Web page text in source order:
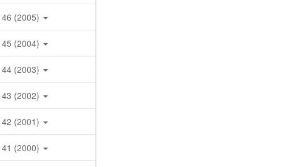
(2005)
(2004)
(2003)
(2002)
(2001)
(2000)